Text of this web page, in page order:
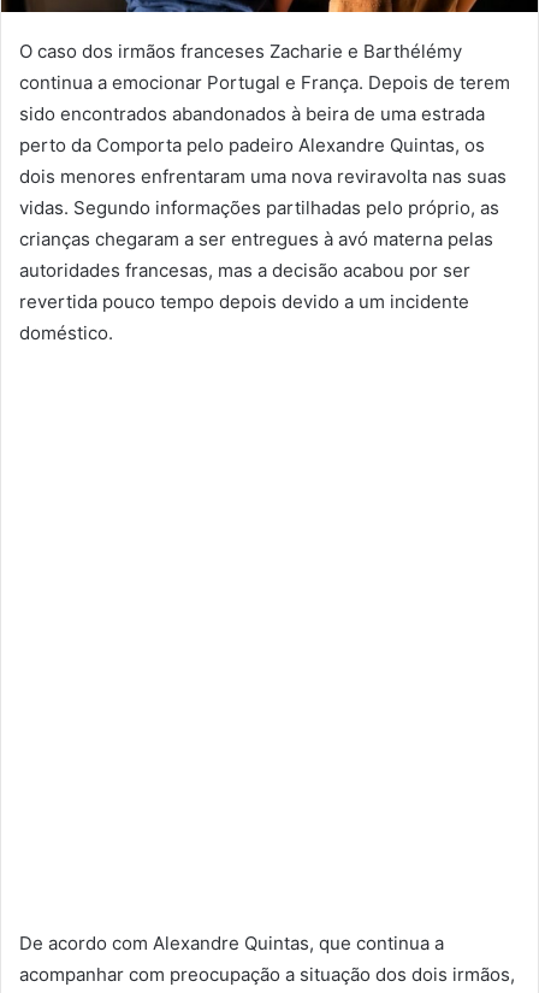
O caso dos irmãos franceses Zacharie e Barthélémy
continua a emocionar Portugal e França. Depois de terem
sido encontrados abandonados à beira de uma estrada
perto da Comporta pelo padeiro Alexandre Quintas, os
dois menores enfrentaram uma nova reviravolta nas suas
vidas. Segundo informações partilhadas pelo próprio, as
crianças chegaram a ser entregues à avó materna pelas
autoridades francesas, mas a decisão acabou por ser
revertida pouco tempo depois devido a um incidente
doméstico.
De acordo com Alexandre Quintas, que continua a
acompanhar com preocupação a situação dos dois irmãos,